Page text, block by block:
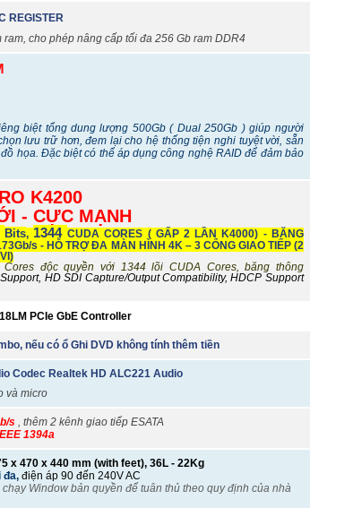
REGISTER
ram, cho phép nâng cấp tối đa 256 Gb ram DDR4
biệt tổng dung lượng 500Gb ( Dual 250Gb ) giúp người
lưu trữ hơn, đem lại cho hệ thống tiện nghi tuyệt vời, sẵn
họa. Đặc biệt có thể áp dụng công nghệ RAID để đảm bảo
K4200
- CỰC MẠNH
Bits, 1344CUDA CORES ( GẤP 2 LẦN K4000) - BĂNG
s - HỖ TRỢ ĐA MÀN HÌNH 4K – 3 CỔNG GIAO TIẾP (2
Cores độc quyền với 1344 lõi CUDA Cores, băng thông
HD SDI Capture/Output Compatibility, HDCP Support
PCIe GbE Controller
nếu có ổ Ghi DVD không tính thêm tiền
Codec Realtek HD ALC221 Audio
và micro
s , thêm 2 kênh giao tiếp ESATA
1394a
x 470 x 440 mm (with feet), 36L - 22Kg
đa,điện áp 90 đến 240V AC
Window bản quyền để tuân thủ theo quy định của nhà